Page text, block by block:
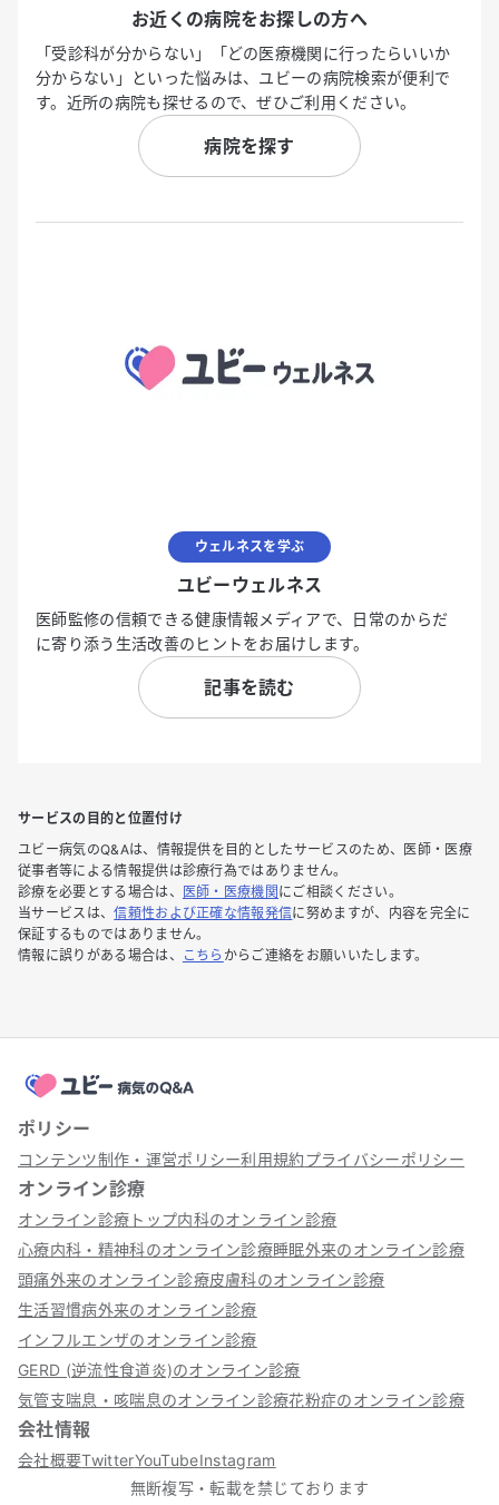
お近くの病院をお探しの方へ
「受診科が分からない」「どの医療機関に行ったらいいか
分からない」といった悩みは、ユビーの病院検索が便利で
す。近所の病院も探せるので、ぜひご利用ください。
病院を探す
ウェルネスを学ぶ
ユビーウェルネス
医師監修の信頼できる健康情報メディアで、日常のからだ
に寄り添う生活改善のヒントをお届けします。
記事を読む
サービスの目的と位置付け
ユビー病気のQ&Aは、情報提供を目的としたサービスのため、医師・医療
従事者等による情報提供は診療行為ではありません。
診療を必要とする場合は、
医師・医療機関 にご相談ください。
当サービスは、信頼性および正確な情報発信に努めますが、内容を完全に
保証するものではありません。
情報に誤りがある場合は、
こちら からご連絡をお願いいたします。
ポリシー
コンテンツ制作・運営ポリシー利用規約プライバシーポリシー
オンライン診療
オンライン診療トップ内科のオンライン診療
心療内科・精神科のオンライン診療睡眠外来のオンライン診療
頭痛外来のオンライン診療皮膚科のオンライン診療
生活習慣病外来のオンライン診療
インフルエンザのオンライン診療
GERD (逆流性食道炎)のオンライン診療
気管支喘息・咳喘息のオンライン診療花粉症のオンライン診療
会社情報
会社概要TwitterYouTubeInstagram
無断複写・転載を禁じております